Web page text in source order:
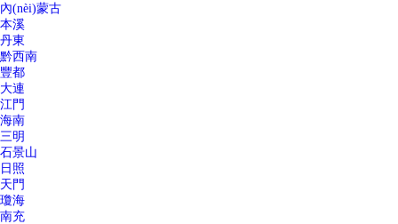
內(nèi)蒙古
本溪
丹東
黔西南
豐都
大連
江門
海南
三明
石景山
日照
天門
瓊海
南充